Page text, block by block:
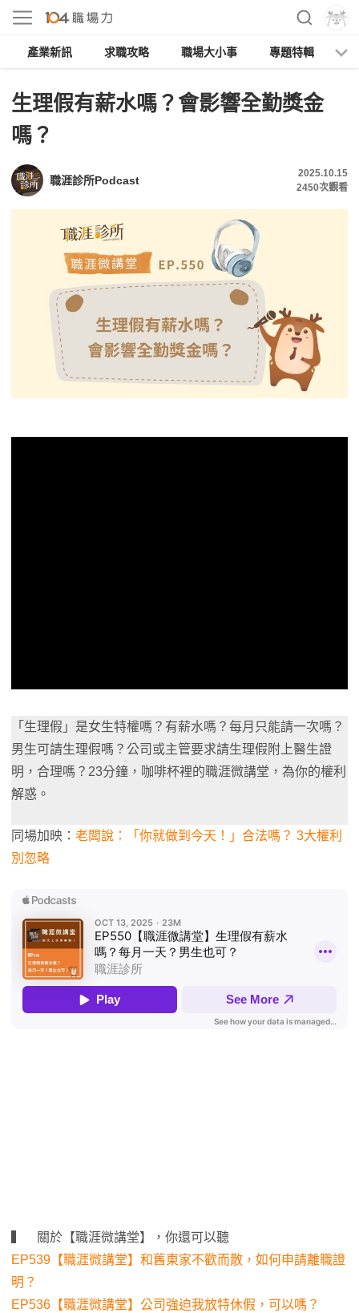
產業新訊 求職攻略 職場大小事 專題特輯
生理假有薪水嗎？會影響全勤獎金
嗎？
職涯診所Podcast
2025.10.15
2450次觀看
「生理假」是女生特權嗎？有薪水嗎？每月只能請一次嗎？
男生可請生理假嗎？公司或主管要求請生理假附上醫生證
明，合理嗎？23分鐘，咖啡杯裡的職涯微講堂，為你的權利
解惑。
同場加映： 老闆說：「你就做到今天！」合法嗎？ 3大權利
別忽略
▍ 關於【職涯微講堂】，你還可以聽
EP539【職涯微講堂】和舊東家不歡而散，如何申請離職證
明？
EP536【職涯微講堂】公司強迫我放特休假，可以嗎？